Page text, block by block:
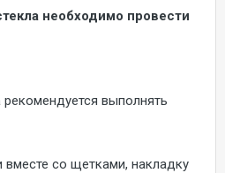
необходимо провести
выполнять
вместе со щетками, накладку